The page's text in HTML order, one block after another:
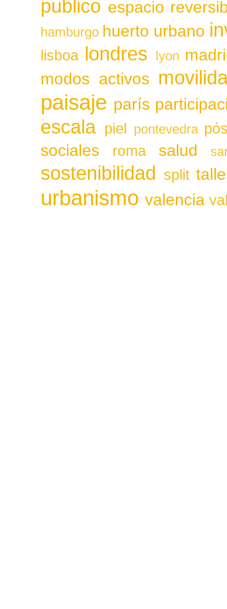
publico espacio
hamburgo huerto urbano
lisboa londres lyon
modos activos
paisaje parís
escala piel pontevedra
sociales roma salud
sostenibilidad split
urbanismo valencia